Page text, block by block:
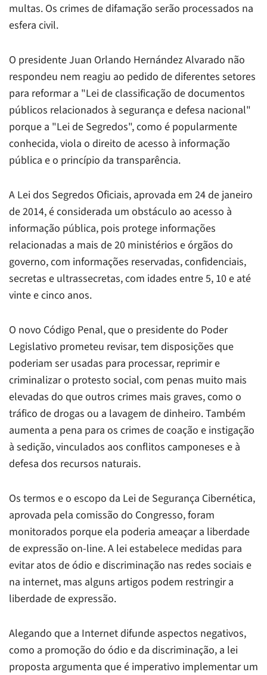
multas. Os crimes de difamação serão processados na
esfera civil.
O presidente Juan Orlando Hernández Alvarado não
respondeu nem reagiu ao pedido de diferentes setores
para reformar a "Lei de classificação de documentos
públicos relacionados à segurança e defesa nacional"
porque a "Lei de Segredos", como é popularmente
conhecida, viola o direito de acesso à informação
pública e o princípio da transparência.
A Lei dos Segredos Oficiais, aprovada em 24 de janeiro
de 2014, é considerada um obstáculo ao acesso à
informação pública, pois protege informações
relacionadas a mais de 20 ministérios e órgãos do
governo, com informações reservadas, confidenciais,
secretas e ultrassecretas, com idades entre 5, 10 e até
vinte e cinco anos.
O novo Código Penal, que o presidente do Poder
Legislativo prometeu revisar, tem disposições que
poderiam ser usadas para processar, reprimir e
criminalizar o protesto social, com penas muito mais
elevadas do que outros crimes mais graves, como o
tráfico de drogas ou a lavagem de dinheiro. Também
aumenta a pena para os crimes de coação e instigação
à sedição, vinculados aos conflitos camponeses e à
defesa dos recursos naturais.
Os termos e o escopo da Lei de Segurança Cibernética,
aprovada pela comissão do Congresso, foram
monitorados porque ela poderia ameaçar a liberdade
de expressão on-line. A lei estabelece medidas para
evitar atos de ódio e discriminação nas redes sociais e
na internet, mas alguns artigos podem restringir a
liberdade de expressão.
Alegando que a Internet difunde aspectos negativos,
como a promoção do ódio e da discriminação, a lei
proposta argumenta que é imperativo implementar um